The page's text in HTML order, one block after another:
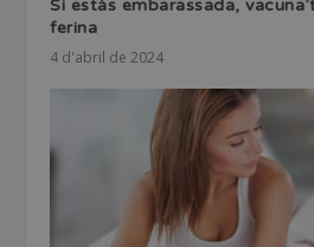
Si estàs embarassada,
ferina
4 d'abril de 2024